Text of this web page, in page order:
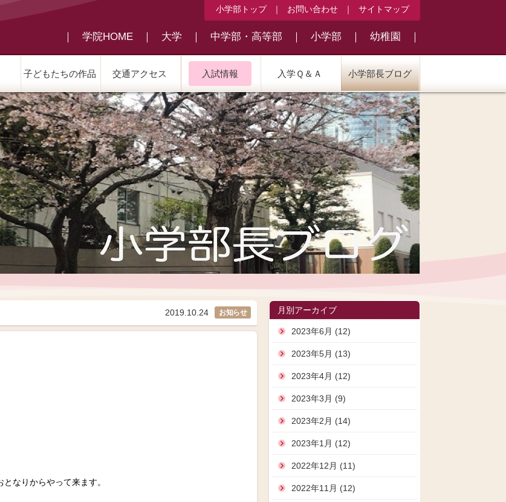
小学部トップ ｜ お問い合わせ ｜ サイトマップ
子どもたちの作品 交通アクセス 入試情報 入学Ｑ＆Ａ 小学部長ブログ
｜ 学院HOME ｜ 大学 ｜ 中学部・高等部 ｜ 小学部 ｜ 幼稚園 ｜
2019.10.24 お知らせ
なりからやって来ます。
月別アーカイブ
2023年6月 (12)
2023年5月 (13)
2023年4月 (12)
2023年3月 (9)
2023年2月 (14)
2023年1月 (12)
2022年12月 (11)
2022年11月 (12)